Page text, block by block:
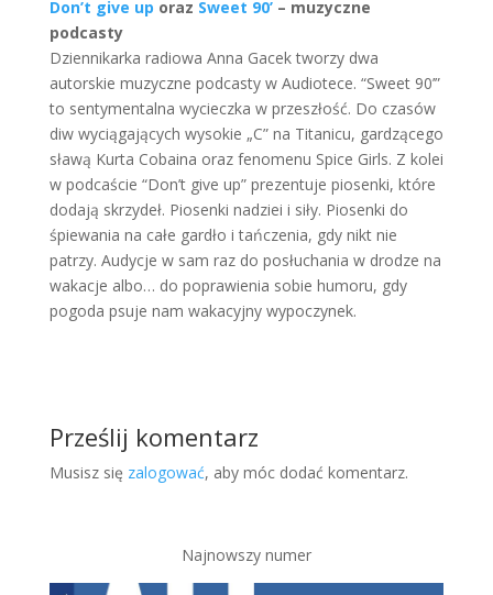
Don’t give up oraz Sweet 90’ – muzyczne
podcasty
Dziennikarka radiowa Anna Gacek tworzy dwa
autorskie muzyczne podcasty w Audiotece. “Sweet 90’”
to sentymentalna wycieczka w przeszłość. Do czasów
diw wyciągających wysokie „C” na Titanicu, gardzącego
sławą Kurta Cobaina oraz fenomenu Spice Girls. Z kolei
w podcaście “Don’t give up” prezentuje piosenki, które
dodają skrzydeł. Piosenki nadziei i siły. Piosenki do
śpiewania na całe gardło i tańczenia, gdy nikt nie
patrzy. Audycje w sam raz do posłuchania w drodze na
wakacje albo… do poprawienia sobie humoru, gdy
pogoda psuje nam wakacyjny wypoczynek.
Prześlij komentarz
Musisz się zalogować, aby móc dodać komentarz.
Najnowszy numer